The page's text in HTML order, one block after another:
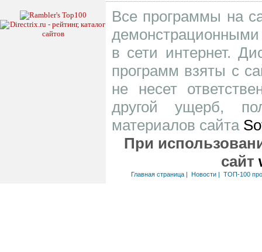
Все программы на
в сети интернет.
программ взяты с
не несет
другой ущерб,
материалов сайта
При
сайт
Главная страница| Новости| ТОП-100